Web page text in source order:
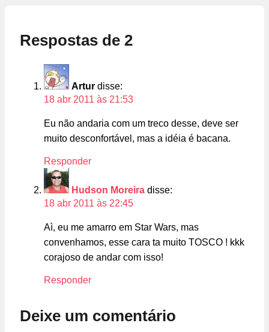
Respostas de 2
Artur disse:
18 abr 2011 às 21:53
Eu não andaria com um treco desse, deve ser
muito desconfortável, mas a idéia é bacana.
Responder
Hudson Moreira disse:
18 abr 2011 às 22:45
Aì, eu me amarro em Star Wars, mas
convenhamos, esse cara ta muito TOSCO ! kkk
corajoso de andar com isso!
Responder
Deixe um comentário